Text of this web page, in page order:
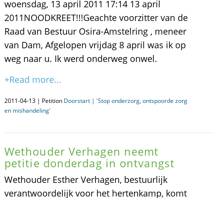
woensdag, 13 april 2011 17:14 13 april
2011NOODKREET!!!Geachte voorzitter van de
Raad van Bestuur Osira-Amstelring , meneer
van Dam, Afgelopen vrijdag 8 april was ik op
weg naar u. Ik werd onderweg onwel.
+Read more...
2011-04-13 | Petition Doorstart | 'Stop onderzorg, ontspoorde zorg
en mishandeling'
Wethouder Verhagen neemt
petitie donderdag in ontvangst
Wethouder Esther Verhagen, bestuurlijk
verantwoordelijk voor het hertenkamp, komt